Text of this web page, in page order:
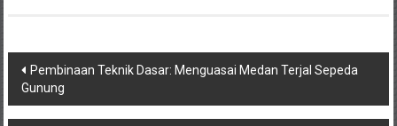
Navigasi
pos
Pembinaan Teknik Dasar: Menguasai Medan Terjal Sepeda
Gunung